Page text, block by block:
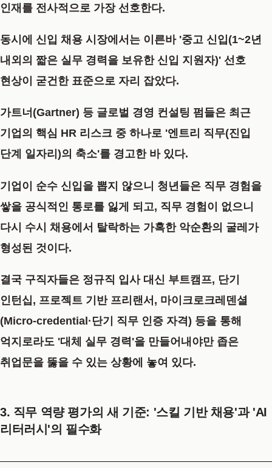
인재를 전사적으로 가장 선호한다.
동시에 신입 채용 시장에서는 이른바 '중고 신입(1~2년
내외의 짧은 실무 경력을 보유한 신입 지원자)' 선호
현상이 굳건한 표준으로 자리 잡았다.
가트너(Gartner) 등 글로벌 경영 컨설팅 펌들은 최근
기업의 핵심 HR 리스크 중 하나로 '엔트리 직무(진입
단계 일자리)의 축소'를 경고한 바 있다.
기업이 순수 신입을 뽑지 않으니 청년들은 직무 경험을
쌓을 공식적인 통로를 잃게 되고, 직무 경험이 없으니
다시 수시 채용에서 탈락하는 가혹한 악순환의 굴레가
형성된 것이다.
결국 구직자들은 정규직 입사 대신 부트캠프, 단기
인턴십, 프로젝트 기반 프리랜서, 마이크로크레덴셜
(Micro-credential·단기 직무 인증 자격) 등을 통해
억지로라도 '대체 실무 경력'을 만들어내야만 좁은
취업문을 뚫을 수 있는 상황에 놓여 있다.
3. 직무 역량 평가의 새 기준: '스킬 기반 채용'과 'AI
리터러시'의 필수화